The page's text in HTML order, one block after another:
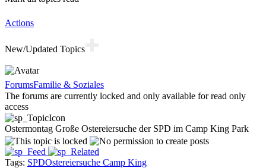
Actions
New/Updated Topics
ForumsFamilie & Soziales
The forums are currently locked and only available for read only
access
Ostermontag Große Ostereiersuche der SPD im Camp King Park
Tags: SPDOstereiersuche Camp King